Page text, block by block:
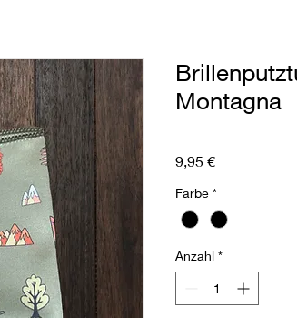
Montagna
9,95 €Preis
Farbe *
Anzahl *